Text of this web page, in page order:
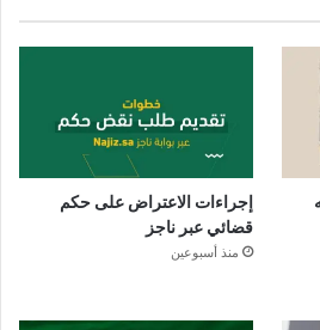
إجراءات الاعتراض على حكم
قضائي عبر ناجز
منذ أسبوعين